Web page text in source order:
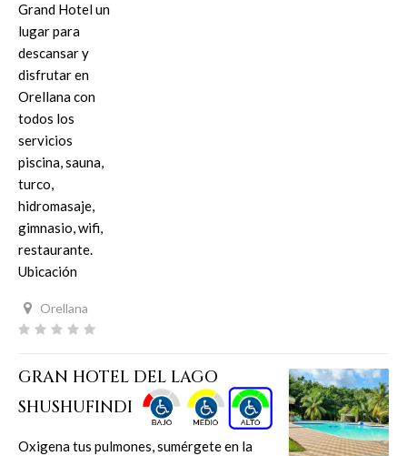
Grand Hotel un
lugar para
descansar y
disfrutar en
Orellana con
todos los
servicios
piscina, sauna,
turco,
hidromasaje,
gimnasio, wifi,
restaurante.
Ubicación
Orellana
GRAN HOTEL DEL LAGO
SHUSHUFINDI
Oxigena tus pulmones, sumérgete en la